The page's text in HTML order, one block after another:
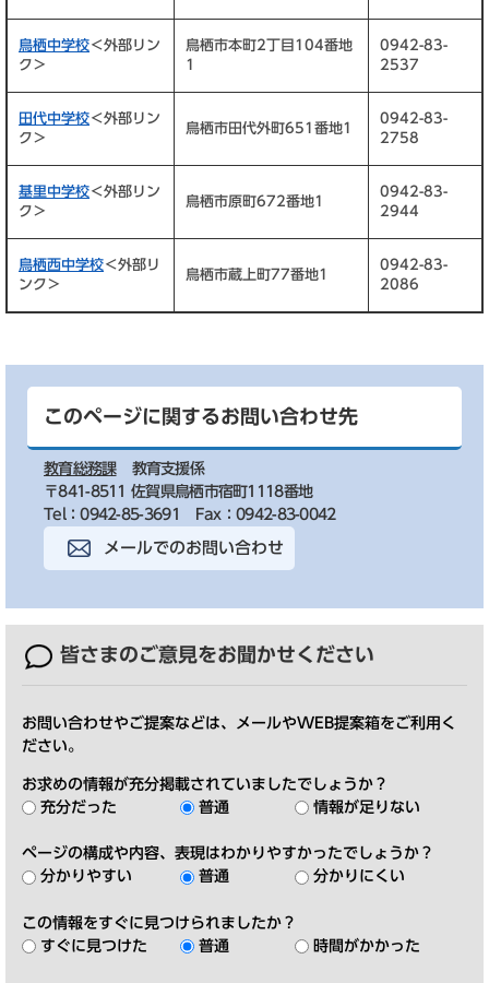
鳥栖中学校＜外部リン
ク＞
鳥栖市本町2丁目104番地
1
0942-83-
2537
田代中学校＜外部リン
ク＞
鳥栖市田代外町651番地1
0942-83-
2758
基里中学校＜外部リン
ク＞
鳥栖市原町672番地1
0942-83-
2944
鳥栖西中学校＜外部リ
ンク＞
鳥栖市蔵上町77番地1
0942-83-
2086
このページに関するお問い合わせ先
教育総務課
教育支援係
〒841-8511 佐賀県鳥栖市宿町1118番地
Tel：0942-85-3691
Fax：0942-83-0042
メールでのお問い合わせ
皆さまのご意見をお聞かせください
お問い合わせやご提案などは、メールやWEB提案箱をご利用く
ださい。
お求めの情報が充分掲載されていましたでしょうか？
充分だった
普通 情報が足りない
ページの構成や内容、表現はわかりやすかったでしょうか？
分かりやすい
普通 分かりにくい
この情報をすぐに見つけられましたか？
すぐに見つけた
普通 時間がかかった